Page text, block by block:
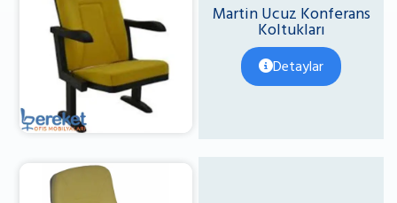
Martin Ucuz Konferans
Koltukları
Detaylar